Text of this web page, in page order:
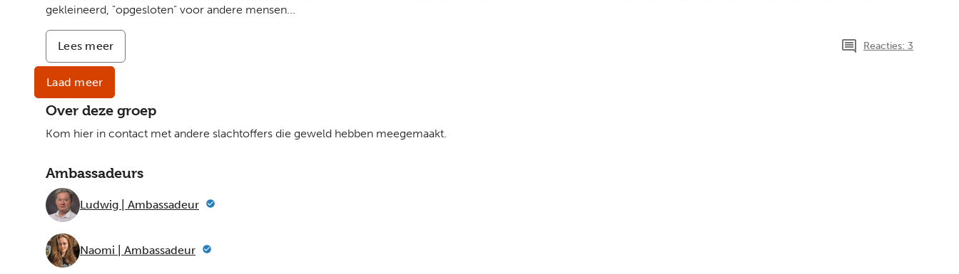
gekleineerd, "opgesloten" voor andere mensen...
Lees meer
Narcist
Reacties: 3
Laad meer
Over deze groep
Kom hier in contact met andere slachtoffers die geweld hebben meegemaakt.
Ambassadeurs
Ludwig | Ambassadeur
Naomi | Ambassadeur